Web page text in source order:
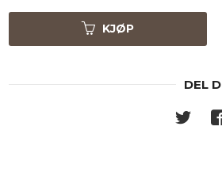
KJØP
DEL